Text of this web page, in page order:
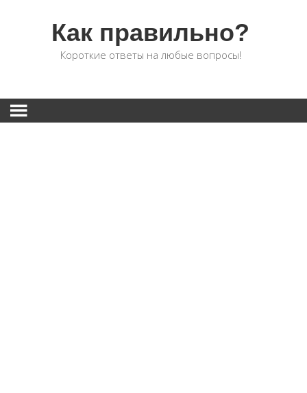
Как правильно?
Короткие ответы на любые вопросы!